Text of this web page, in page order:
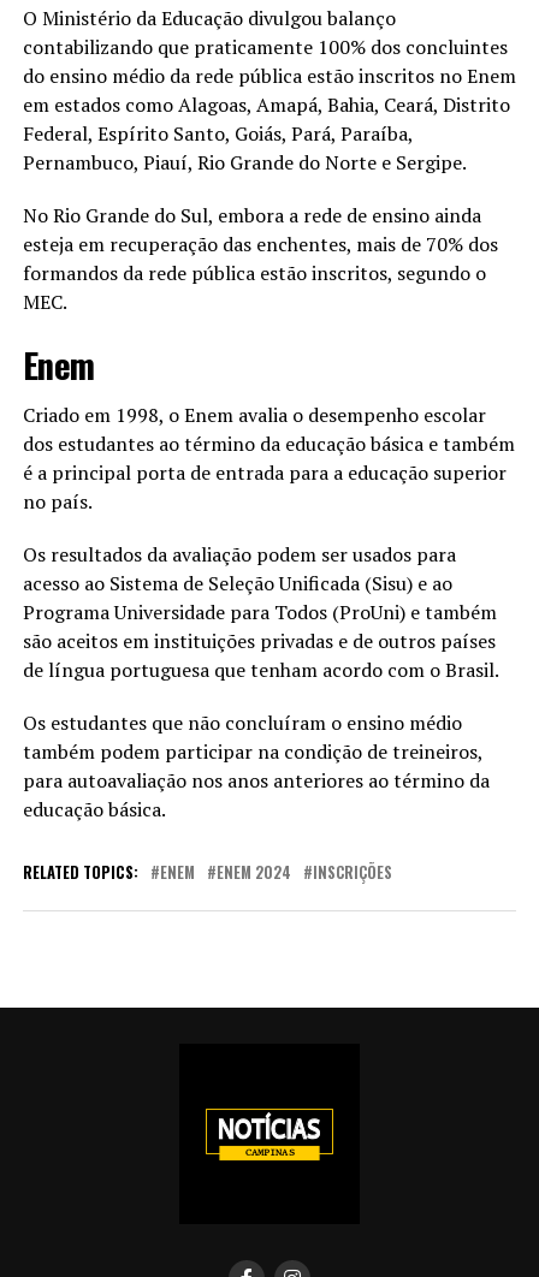
O Ministério da Educação divulgou balanço
contabilizando que praticamente 100% dos concluintes
do ensino médio da rede pública estão inscritos no Enem
em estados como Alagoas, Amapá, Bahia, Ceará, Distrito
Federal, Espírito Santo, Goiás, Pará, Paraíba,
Pernambuco, Piauí, Rio Grande do Norte e Sergipe.
No Rio Grande do Sul, embora a rede de ensino ainda
esteja em recuperação das enchentes, mais de 70% dos
formandos da rede pública estão inscritos, segundo o
MEC.
Enem
Criado em 1998, o Enem avalia o desempenho escolar
dos estudantes ao término da educação básica e também
é a principal porta de entrada para a educação superior
no país.
Os resultados da avaliação podem ser usados para
acesso ao Sistema de Seleção Unificada (Sisu) e ao
Programa Universidade para Todos (ProUni) e também
são aceitos em instituições privadas e de outros países
de língua portuguesa que tenham acordo com o Brasil.
Os estudantes que não concluíram o ensino médio
também podem participar na condição de treineiros,
para autoavaliação nos anos anteriores ao término da
educação básica.
RELATED TOPICS: ENEM ENEM 2024 INSCRIÇÕES